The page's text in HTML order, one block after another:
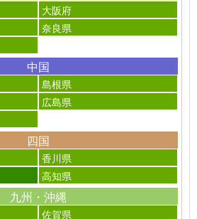
大阪府
奈良県
中国
島根県
広島県
四国
香川県
高知県
九州・沖縄
佐賀県